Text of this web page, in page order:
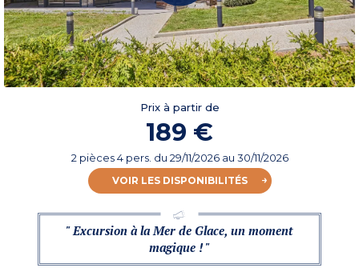
Prix à partir de
189 €
2 pièces 4 pers. du 29/11/2026au 30/11/2026
VOIR LES DISPONIBILITÉS
" Excursion à la Mer de Glace, un moment
magique ! "